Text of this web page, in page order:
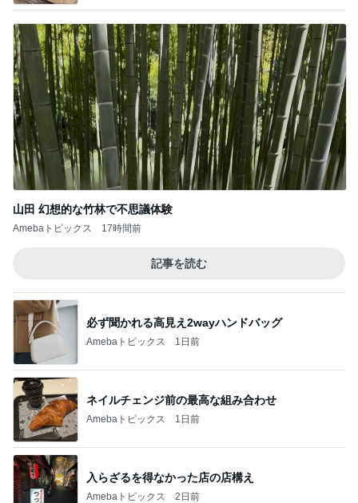
山田 幻想的な竹林で不思議体験
Amebaトピックス 17時間前
記事を読む
必ず聞かれる高見え2wayハンドバッグ
Amebaトピックス 1日前
ネイルチェンジ前の最高な組み合わせ
Amebaトピックス 1日前
入らざるを得なかった店の店構え
Amebaトピックス 2日前